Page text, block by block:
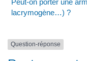
Peut-on porter une
lacrymogène…) ?
Question-réponse